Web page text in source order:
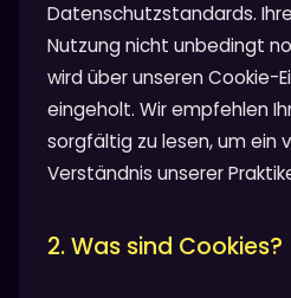
Datenschutzstandards.
Nutzung nicht unbedingt
wird über unseren Cookie-
eingeholt. Wir empfehlen
sorgfältig zu lesen, um ein
Verständnis unserer
2. Was sind Cookies?